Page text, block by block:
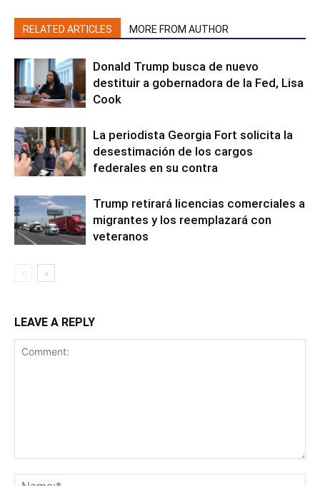
RELATED ARTICLES MORE FROM AUTHOR
Donald Trump busca de nuevo
destituir a gobernadora de la Fed, Lisa
Cook
La periodista Georgia Fort solicita la
desestimación de los cargos
federales en su contra
Trump retirará licencias comerciales a
migrantes y los reemplazará con
veteranos
LEAVE A REPLY